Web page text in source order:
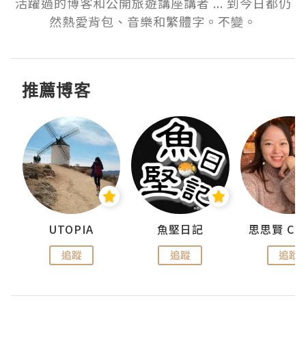
然熱愛背包、音樂和繁體字。不變。
推薦博客
UTOPIA
追蹤
魚堅日記
追蹤 追蹤